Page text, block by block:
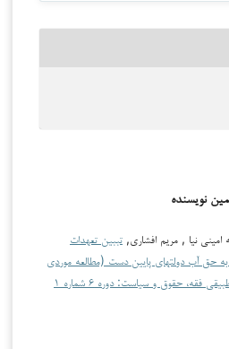
نویسنده
نیا , مریم افشاری, تببین تعهدات
حق آب دولت­های پایین دست (مطالعه موردی
پژوهش‌های تطبیقی فقه، حقوق و سیاست: دوره ۶ شماره ۱